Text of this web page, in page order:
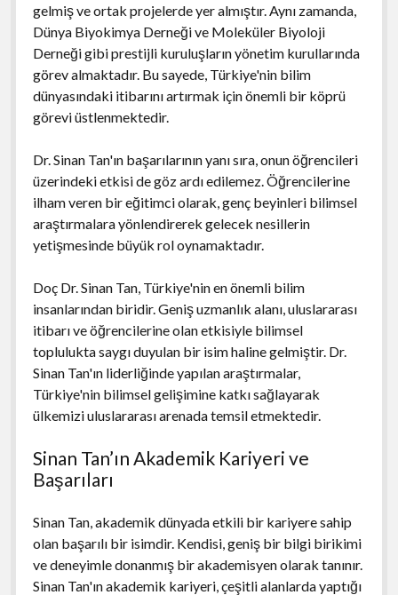
gelmiş ve ortak projelerde yer almıştır. Aynı zamanda,
Dünya Biyokimya Derneği ve Moleküler Biyoloji
Derneği gibi prestijli kuruluşların yönetim kurullarında
görev almaktadır. Bu sayede, Türkiye'nin bilim
dünyasındaki itibarını artırmak için önemli bir köprü
görevi üstlenmektedir.
Dr. Sinan Tan'ın başarılarının yanı sıra, onun öğrencileri
üzerindeki etkisi de göz ardı edilemez. Öğrencilerine
ilham veren bir eğitimci olarak, genç beyinleri bilimsel
araştırmalara yönlendirerek gelecek nesillerin
yetişmesinde büyük rol oynamaktadır.
Doç Dr. Sinan Tan, Türkiye'nin en önemli bilim
insanlarından biridir. Geniş uzmanlık alanı, uluslararası
itibarı ve öğrencilerine olan etkisiyle bilimsel
toplulukta saygı duyulan bir isim haline gelmiştir. Dr.
Sinan Tan'ın liderliğinde yapılan araştırmalar,
Türkiye'nin bilimsel gelişimine katkı sağlayarak
ülkemizi uluslararası arenada temsil etmektedir.
Sinan Tan’ın Akademik Kariyeri ve
Başarıları
Sinan Tan, akademik dünyada etkili bir kariyere sahip
olan başarılı bir isimdir. Kendisi, geniş bir bilgi birikimi
ve deneyimle donanmış bir akademisyen olarak tanınır.
Sinan Tan'ın akademik kariyeri, çeşitli alanlarda yaptığı